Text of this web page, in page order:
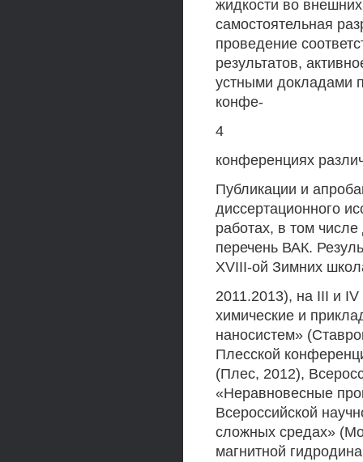
жидкости во
самостоятельная
проведение
результатов,
устными докладами
конфе-
4
конференциях
Публикации и
диссертационного
работах, в том
перечень ВАК.
XVIII-ой Зимних
2011.2013), на III и
химические и
наносистем»
Плесской
(Плес, 2012),
«Неравновесные
Всероссийской
сложных средах»
магнитной